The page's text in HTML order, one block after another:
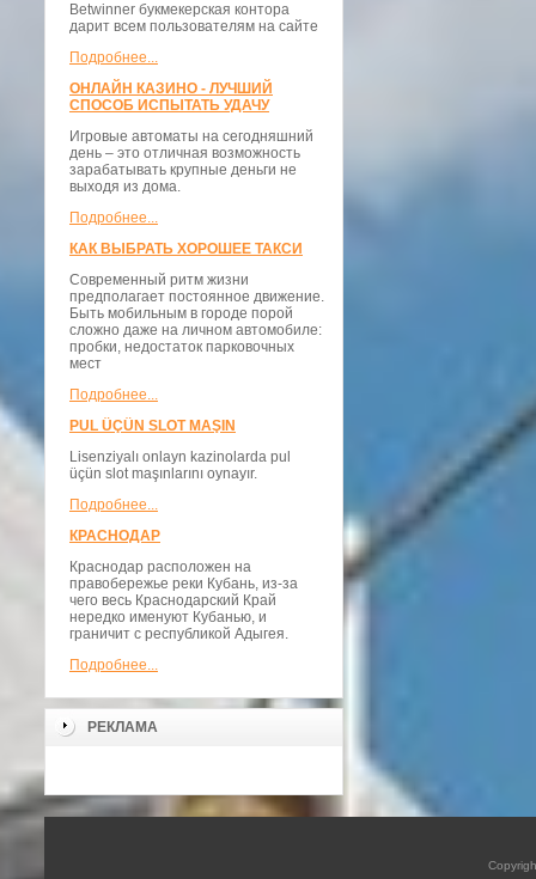
Betwinner букмекерская контора
дарит всем пользователям на сайте
Подробнее...
ОНЛАЙН КАЗИНО - ЛУЧШИЙ
СПОСОБ ИСПЫТАТЬ УДАЧУ
Игровые автоматы на сегодняшний
день – это отличная возможность
зарабатывать крупные деньги не
выходя из дома.
Подробнее...
КАК ВЫБРАТЬ ХОРОШЕЕ ТАКСИ
Современный ритм жизни
предполагает постоянное движение.
Быть мобильным в городе порой
сложно даже на личном автомобиле:
пробки, недостаток парковочных
мест
Подробнее...
PUL ÜÇÜN SLOT MAŞIN
Lisenziyalı onlayn kazinolarda pul
üçün slot maşınlarını oynayır.
Подробнее...
КРАСНОДАР
Краснодар расположен на
правобережье реки Кубань, из-за
чего весь Краснодарский Край
нередко именуют Кубанью, и
граничит с республикой Адыгея.
Подробнее...
РЕКЛАМА